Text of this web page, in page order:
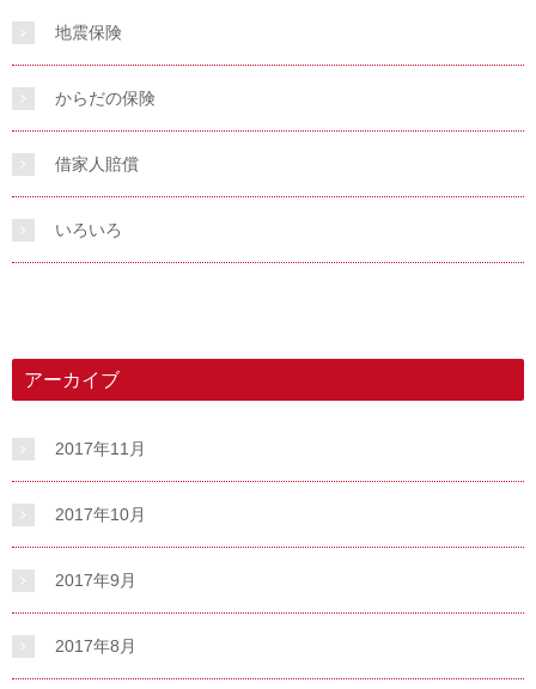
地震保険
からだの保険
借家人賠償
いろいろ
アーカイブ
2017年11月
2017年10月
2017年9月
2017年8月